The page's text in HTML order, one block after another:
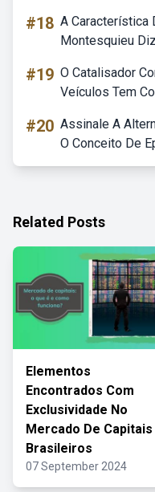
#18 A Característica
Montesquieu
#19 O Catalisador
Veículos Tem
#20 Assinale A
O Conceito De
Related Posts
Elementos
Encontrados Com
Exclusividade No
Mercado De Capitais
Brasileiros
07 September 2024